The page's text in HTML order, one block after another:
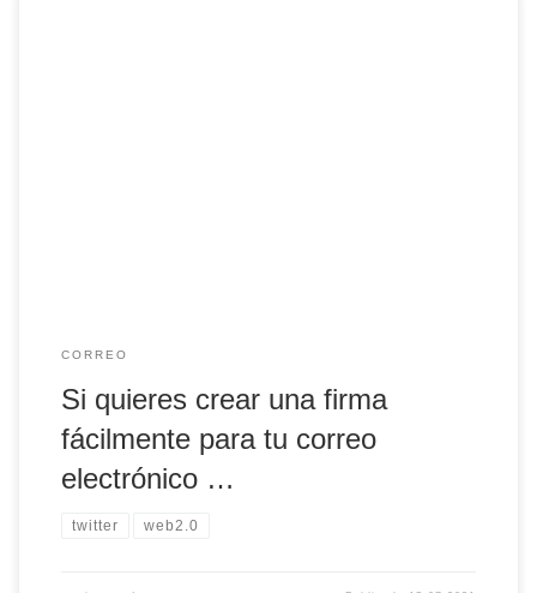
CORREO
Si quieres crear una firma
fácilmente para tu correo
electrónico …
twitter web2.0